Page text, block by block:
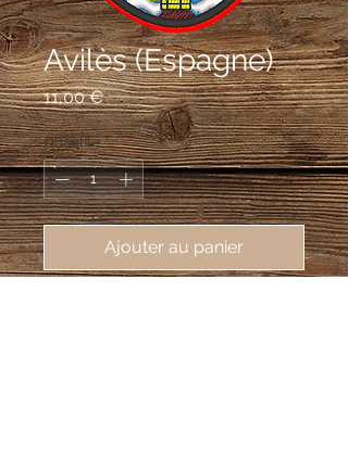
Avilès (Espagne)
11,00 €Prix
Quantité *
Ajouter au panier